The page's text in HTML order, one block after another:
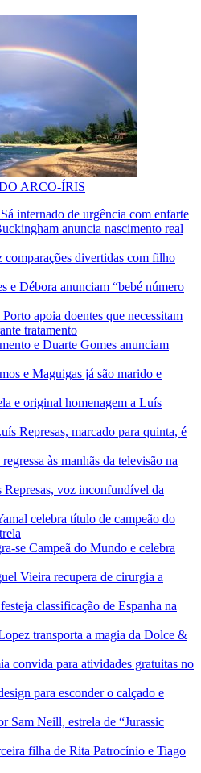
ARCO-ÍRIS
internado de urgência com enfarte
anuncia nascimento real
comparações divertidas com filho
e Débora anunciam “bebé número
apoia doentes que necessitam
tratamento
e Duarte Gomes anunciam
e Maguigas já são marido e
e original homenagem a Luís
Represas, marcado para quinta, é
às manhãs da televisão na
voz inconfundível da
celebra título de campeão do
se Campeã do Mundo e celebra
Vieira recupera de cirurgia a
classificação de Espanha na
transporta a magia da Dolce &
convida para atividades gratuitas no
para esconder o calçado e
Sam Neill, estrela de “Jurassic
filha de Rita Patrocínio e Tiago